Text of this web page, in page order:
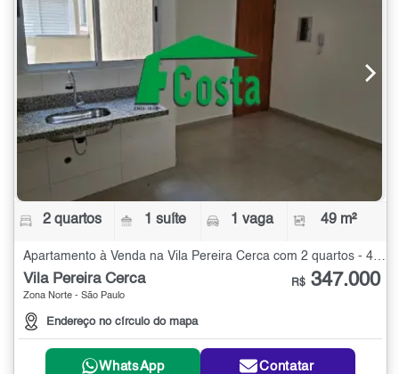
2 quartos 1 suíte 1 vaga 49 m²
Apartamento à Venda na Vila Pereira Cerca com 2 quartos - 49 m²
Vila Pereira Cerca
Zona Norte - São Paulo
Endereço no círculo do mapa
R$ 347.000
WhatsApp Contatar